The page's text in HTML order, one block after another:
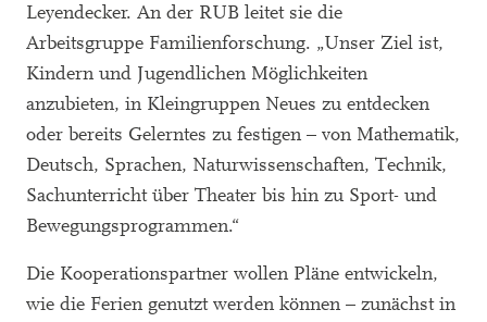
Leyendecker. An der RUB leitet sie die
Arbeitsgruppe Familienforschung. „Unser Ziel ist,
Kindern und Jugendlichen Möglichkeiten
anzubieten, in Kleingruppen Neues zu entdecken
oder bereits Gelerntes zu festigen – von Mathematik,
Deutsch, Sprachen, Naturwissenschaften, Technik,
Sachunterricht über Theater bis hin zu Sport- und
Bewegungsprogrammen.“
Die Kooperationspartner wollen Pläne entwickeln,
wie die Ferien genutzt werden können – zunächst in